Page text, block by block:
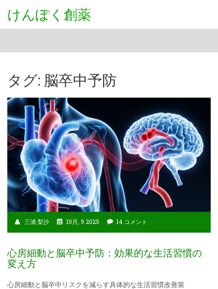
けんぽく創薬
タグ: 脳卒中予防
三浦 梨沙 10月, 9 2025 14 コメント
心房細動と脳卒中予防：効果的な生活習慣の
変え方
心房細動と脳卒中リスクを減らす具体的な生活習慣改善策